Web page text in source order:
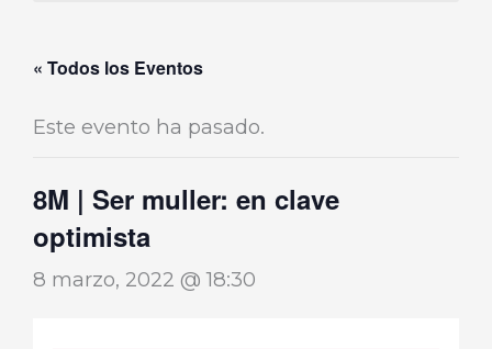
« Todos los Eventos
Este evento ha pasado.
8M | Ser muller: en clave
optimista
8 marzo, 2022 @ 18:30